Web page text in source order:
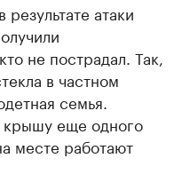
атаки
не пострадал. Так,
в частном
семья.
еще одного
месте работают